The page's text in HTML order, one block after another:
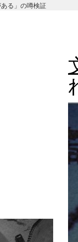
る」の噂検証